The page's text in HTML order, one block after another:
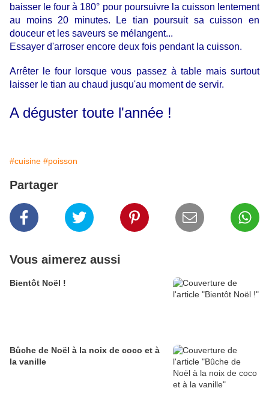
baisser le four à 180° pour poursuivre la cuisson lentement
au moins 20 minutes. Le tian poursuit sa cuisson en
douceur et les saveurs se mélangent...
Essayer d'arroser encore deux fois pendant la cuisson.
Arrêter le four lorsque vous passez à table mais surtout
laisser le tian au chaud jusqu'au moment de servir.
A déguster toute l'année !
#cuisine #poisson
Partager
Vous aimerez aussi
Bientôt Noël !
Bûche de Noël à la noix de coco et à
la vanille